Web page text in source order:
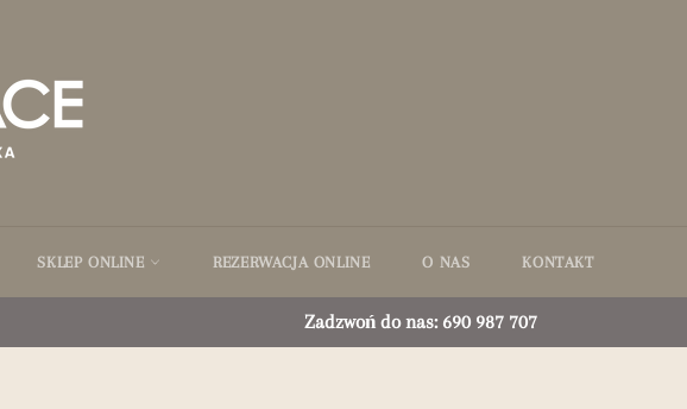
SKLEP ONLINE REZERWACJA ONLINE O NAS KONTAKT
Zadzwoń do nas: 690 987 707